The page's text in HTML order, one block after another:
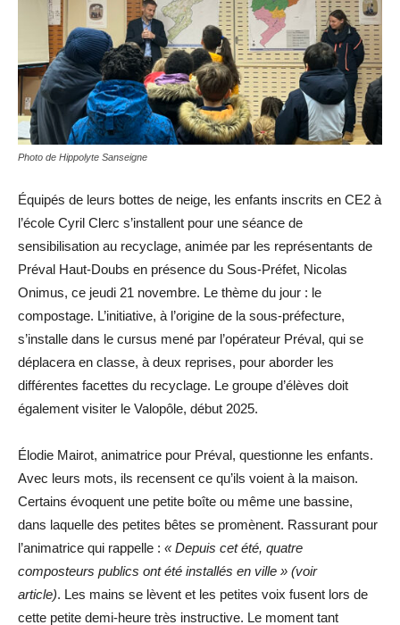
Photo de Hippolyte Sanseigne
Équipés de leurs bottes de neige, les enfants inscrits en CE2 à
l’école Cyril Clerc s’installent pour une séance de
sensibilisation au recyclage, animée par les représentants de
Préval Haut-Doubs en présence du Sous-Préfet, Nicolas
Onimus, ce jeudi 21 novembre. Le thème du jour : le
compostage. L’initiative, à l’origine de la sous-préfecture,
s’installe dans le cursus mené par l’opérateur Préval, qui se
déplacera en classe, à deux reprises, pour aborder les
différentes facettes du recyclage. Le groupe d’élèves doit
également visiter le Valopôle, début 2025.
Élodie Mairot, animatrice pour Préval, questionne les enfants.
Avec leurs mots, ils recensent ce qu’ils voient à la maison.
Certains évoquent une petite boîte ou même une bassine,
dans laquelle des petites bêtes se promènent. Rassurant pour
l’animatrice qui rappelle : « Depuis cet été, quatre
composteurs publics ont été installés en ville » (voir
article). Les mains se lèvent et les petites voix fusent lors de
cette petite demi-heure très instructive. Le moment tant